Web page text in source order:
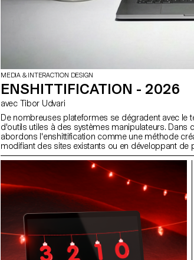
MEDIA & INTERACTION DESIGN
ENSHITTIFICATION - 2026
avec Tibor Udvari
De nombreuses plateformes se dégradent avec le
d'outils utiles à des systèmes manipulateurs. Dans
abordons l'enshittification comme une méthode
modifiant des sites existants ou en développant de
expériences web qui exagèrent la friction,
surcharge et la désorientation afin de révéler les